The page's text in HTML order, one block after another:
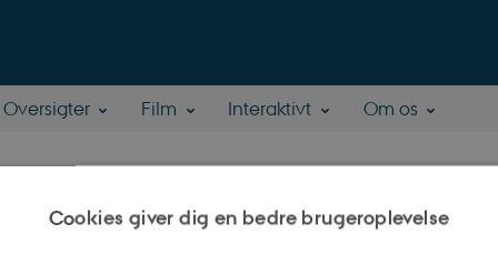
Oversigter Film Interaktivt Om os
Hoff
Cookies giver dig en bedre brugeroplevelse